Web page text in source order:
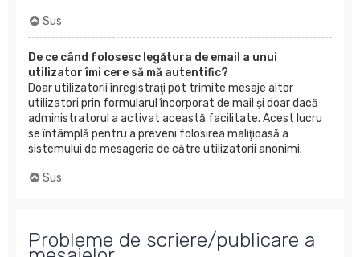
Sus
De ce când folosesc legătura de email a unui
utilizator îmi cere să mă autentific?
Doar utilizatorii înregistraţi pot trimite mesaje altor
utilizatori prin formularul încorporat de mail şi doar dacă
administratorul a activat această facilitate. Acest lucru
se întâmplă pentru a preveni folosirea maliţioasă a
sistemului de mesagerie de către utilizatorii anonimi.
Sus
Probleme de scriere/publicare a